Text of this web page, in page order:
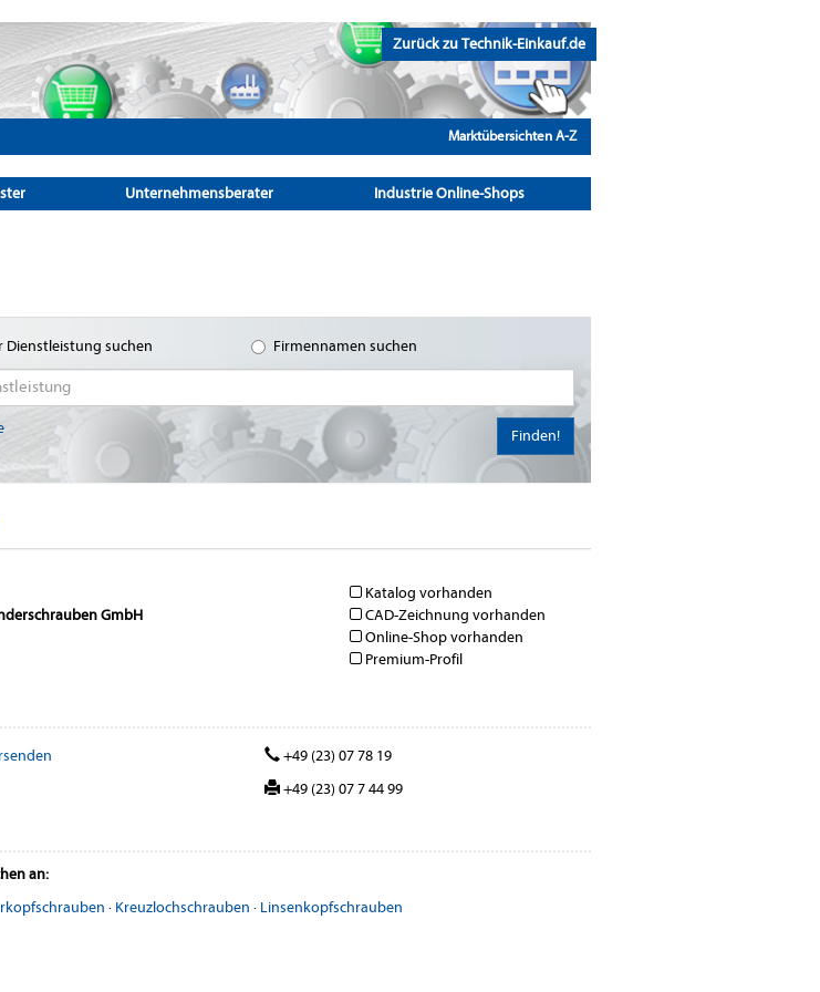
Zurück zu Technik-Einkauf.de
Marktübersichten A-Z
Unternehmensberater Industrie Online-Shops
Dienstleistung suchen Firmennamen suchen
Finden!
GmbH
Katalog vorhanden
CAD-Zeichnung vorhanden
Online-Shop vorhanden
Premium-Profil
+49 (23) 07 78 19
+49 (23) 07 7 44 99
an:
· Kreuzlochschrauben · Linsenkopfschrauben